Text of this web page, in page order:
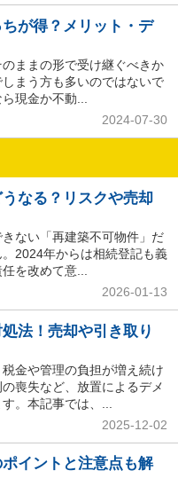
が得？メリット・デ
ままの形で受け継ぐべきか
まう方も多いのではないで
現金か不動...
2024-07-30
なる？リスクや売却
ない「再建築不可物件」だ
2024年からは相続登記も義
を改めて意...
2026-01-13
法！売却や引き取り
金や管理の負担が増え続け
喪失など、放置によるデメ
。本記事では、...
2025-12-02
イントと注意点も解